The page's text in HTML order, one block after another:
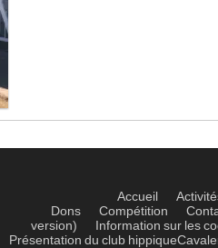
Accueil
Dons
Compétition
version)
Information sur les
Présentation du club hippique